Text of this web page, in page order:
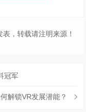
表，转载请注明来源！
冠军
解锁VR发展潜能？